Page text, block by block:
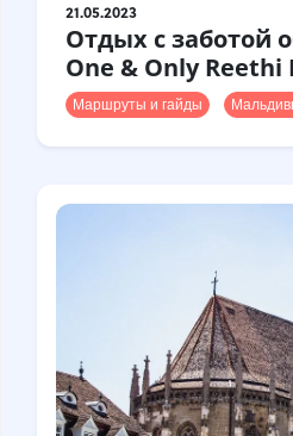
21.05.2023
Отдых с заботой
One & Only Reethi
Маршруты и гайды